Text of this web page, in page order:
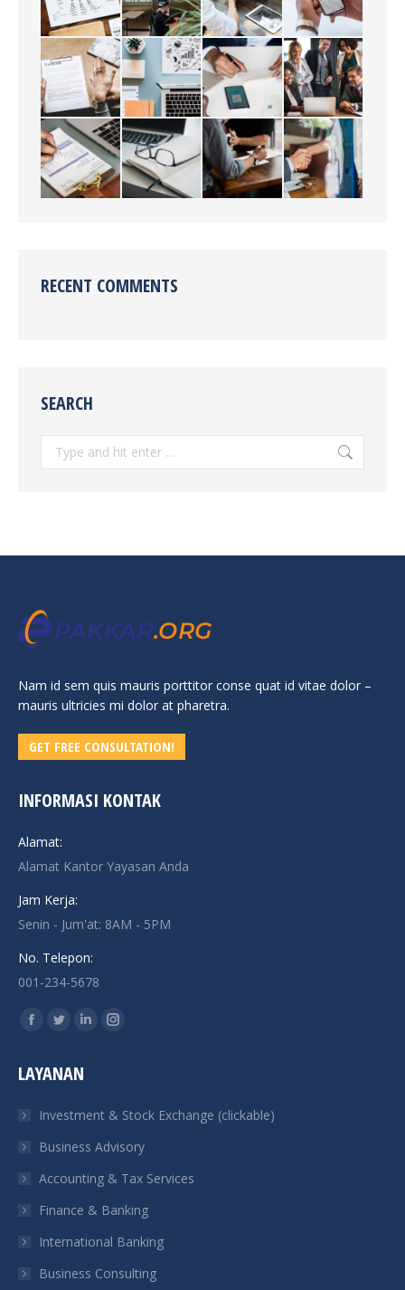
RECENT COMMENTS
SEARCH
Nam id sem quis mauris porttitor conse quat id vitae dolor –
mauris ultricies mi dolor at pharetra.
GET FREE CONSULTATION!
INFORMASI KONTAK
Alamat:
Alamat Kantor Yayasan Anda
Jam Kerja:
Senin - Jum'at: 8AM - 5PM
No. Telepon:
001-234-5678
Find us on:
Facebook
opens
new
window
Twitter
opens
new
window
Linkedin
new
window
Instagram
new
window
LAYANAN
Investment & Stock Exchange (clickable)
Business Advisory
Accounting & Tax Services
Finance & Banking
International Banking
Business Consulting